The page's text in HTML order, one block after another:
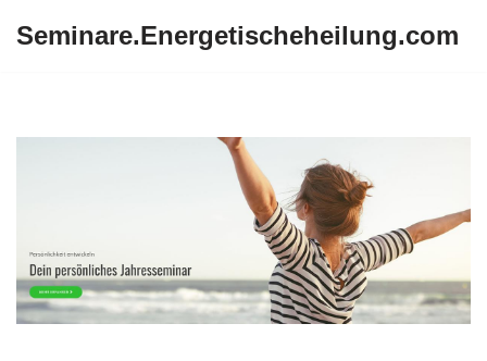
Seminare.Energetischeheilung.com